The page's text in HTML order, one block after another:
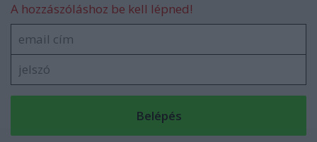
A hozzászóláshoz be kell lépned!